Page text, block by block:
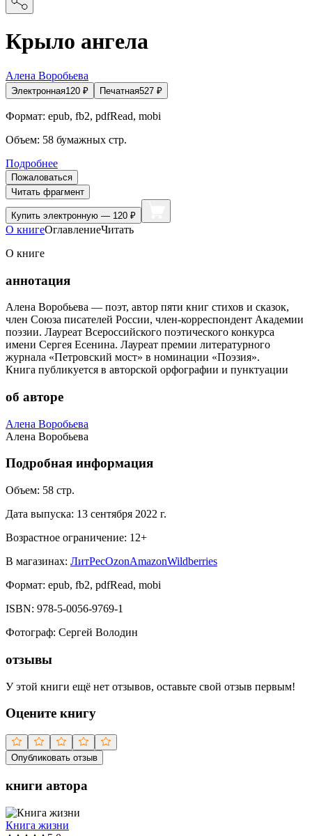
Крыло ангела
Алена Воробьева
Электронная120 ₽ Печатная527 ₽
Формат: epub, fb2, pdfRead, mobi
Объем: 58 бумажных стр.
Подробнее
Пожаловаться
Читать фрагмент
Купить электронную — 120 ₽
О книгеОглавлениеЧитать
О книге
аннотация
Алена Воробьева — поэт, автор пяти книг стихов и сказок,
член Союза писателей России, член-корреспондент Академии
поэзии. Лауреат Всероссийского поэтического конкурса
имени Сергея Есенина. Лауреат премии литературного
журнала «Петровский мост» в номинации «Поэзия».
Книга публикуется в авторской орфографии и пунктуации
об авторе
Алена Воробьева
Алена Воробьева
Подробная информация
Объем: 58 стр.
Дата выпуска: 13 сентября 2022 г.
Возрастное ограничение: 12+
В магазинах: ЛитРесOzonAmazonWildberries
Формат: epub, fb2, pdfRead, mobi
ISBN: 978-5-0056-9769-1
Фотограф: Сергей Володин
отзывы
У этой книги ещё нет отзывов, оставьте свой отзыв первым!
Оцените книгу
Опубликовать отзыв
книги автора
Книга жизни